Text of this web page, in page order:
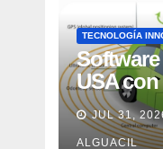
TECNOLOGÍA
USA
en los
JUL 31,
ALGUACIL